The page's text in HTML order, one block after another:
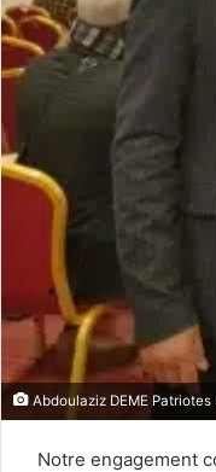
Abdoulaziz DEME
Notre engagement